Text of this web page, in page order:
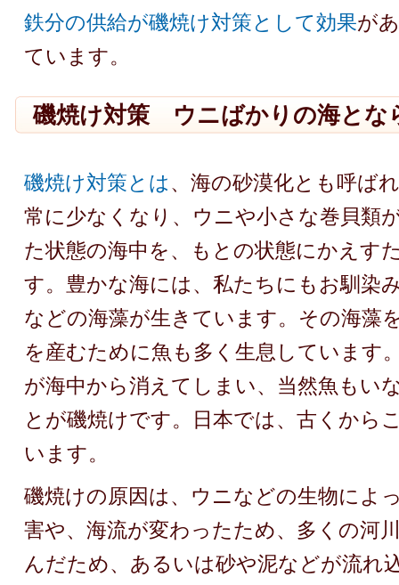
鉄分の供給が磯焼け対策として効果が
ています。
磯焼け対策 ウニばかりの海とな
磯焼け対策とは、海の砂漠化とも呼ば
常に少なくなり、ウニや小さな巻貝類
た状態の海中を、もとの状態にかえす
す。豊かな海には、私たちにもお馴染
などの海藻が生きています。その海藻
を産むために魚も多く生息しています
が海中から消えてしまい、当然魚もい
とが磯焼けです。日本では、古くから
います。
磯焼けの原因は、ウニなどの生物によ
害や、海流が変わったため、多くの河
んだため、あるいは砂や泥などが流れ